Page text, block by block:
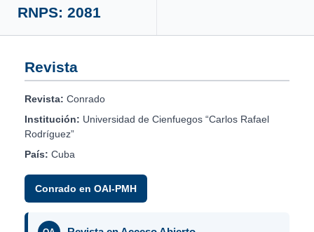
RNPS: 2081
Revista
Revista: Conrado
Institución: Universidad de Cienfuegos “Carlos Rafael
Rodríguez”
País: Cuba
Conrado en OAI-PMH